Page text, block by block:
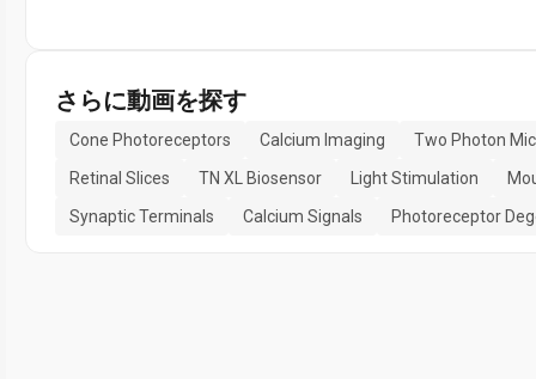
さらに動画を探す
Cone Photoreceptors Calcium Imaging
Two Photon
Retinal Slices
TN XL Biosensor Light Stimulation
Synaptic Terminals
Calcium Signals Photoreceptor